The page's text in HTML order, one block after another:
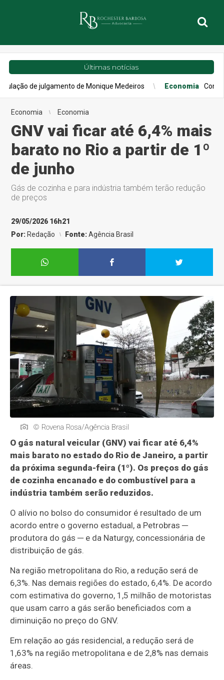
Últimas notícias
julgamento de Monique Medeiros Economia Confiança do
Economia Economia
GNV vai ficar até 6,4% mais
barato no Rio a partir de 1º
de junho
Gás de cozinha e para indústria também terão redução
de preços
29/05/2026 16h21
Por: Redação Fonte:Agência Brasil
© Rovena Rosa/Agência Brasil
O gás natural veicular (GNV) vai ficar até 6,4%
mais barato no estado do Rio de Janeiro, a partir
da próxima segunda-feira (1º). Os preços do gás
de cozinha encanado e do combustível para a
indústria também serão reduzidos.
O alívio no bolso do consumidor é resultado de um
acordo entre o governo estadual, a Petrobras ─
produtora do gás ─ e da Naturgy, concessionária de
distribuição de gás.
Na região metropolitana do Rio, a redução será de
6,3%. Nas demais regiões do estado, 6,4%. De acordo
com estimativa do governo, 1,5 milhão de motoristas
que usam carro a gás serão beneficiados com a
diminuição no preço do GNV.
Em relação ao gás residencial, a redução será de
1,63% na região metropolitana e de 2,8% nas demais
áreas.